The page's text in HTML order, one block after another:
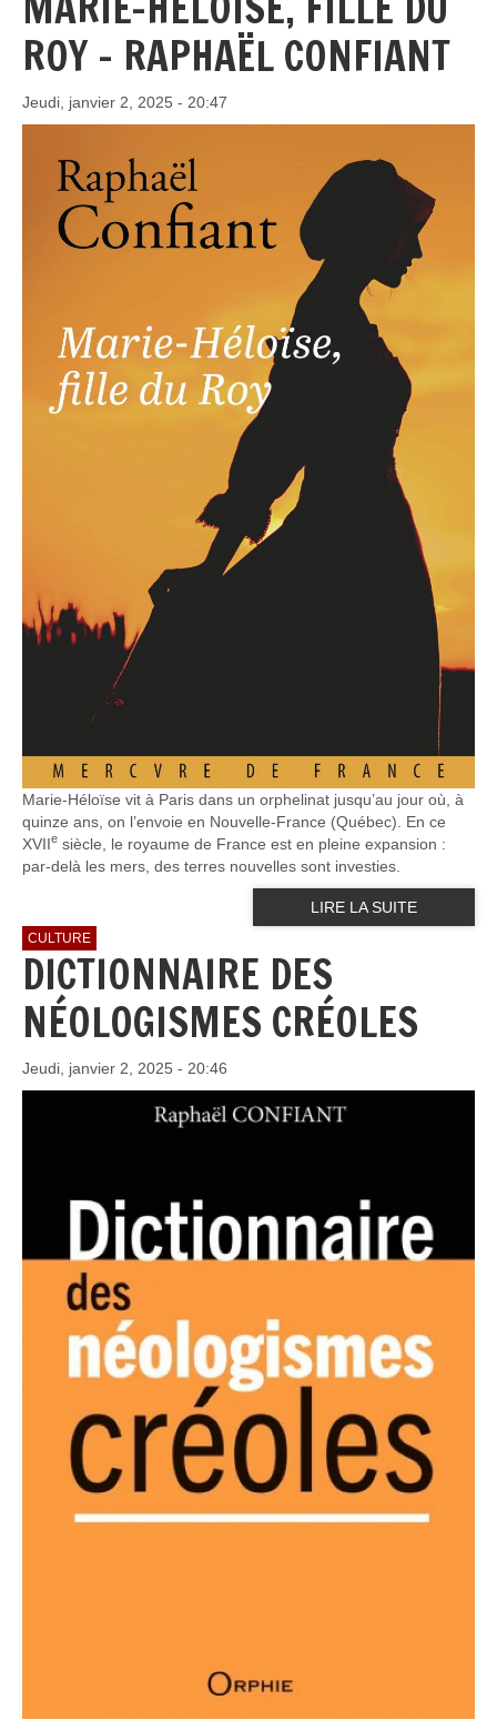
ROY - RAPHAËL CONFIANT
Jeudi, janvier 2, 2025 - 20:47
Marie-Héloïse vit à Paris dans un orphelinat jusqu’au jour où, à
quinze ans, on l’envoie en Nouvelle-France (Québec). En ce
XVIIe siècle, le royaume de France est en pleine expansion :
par-delà les mers, des terres nouvelles sont investies.
LIRE LA SUITE
CULTURE
DICTIONNAIRE DES
NÉOLOGISMES CRÉOLES
Jeudi, janvier 2, 2025 - 20:46